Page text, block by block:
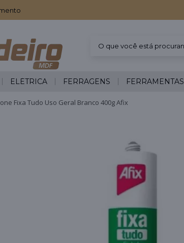
ELÉTRICA FERRAGENS FERRAMENTAS
Fixa Tudo Uso Geral Branco 400g Afix